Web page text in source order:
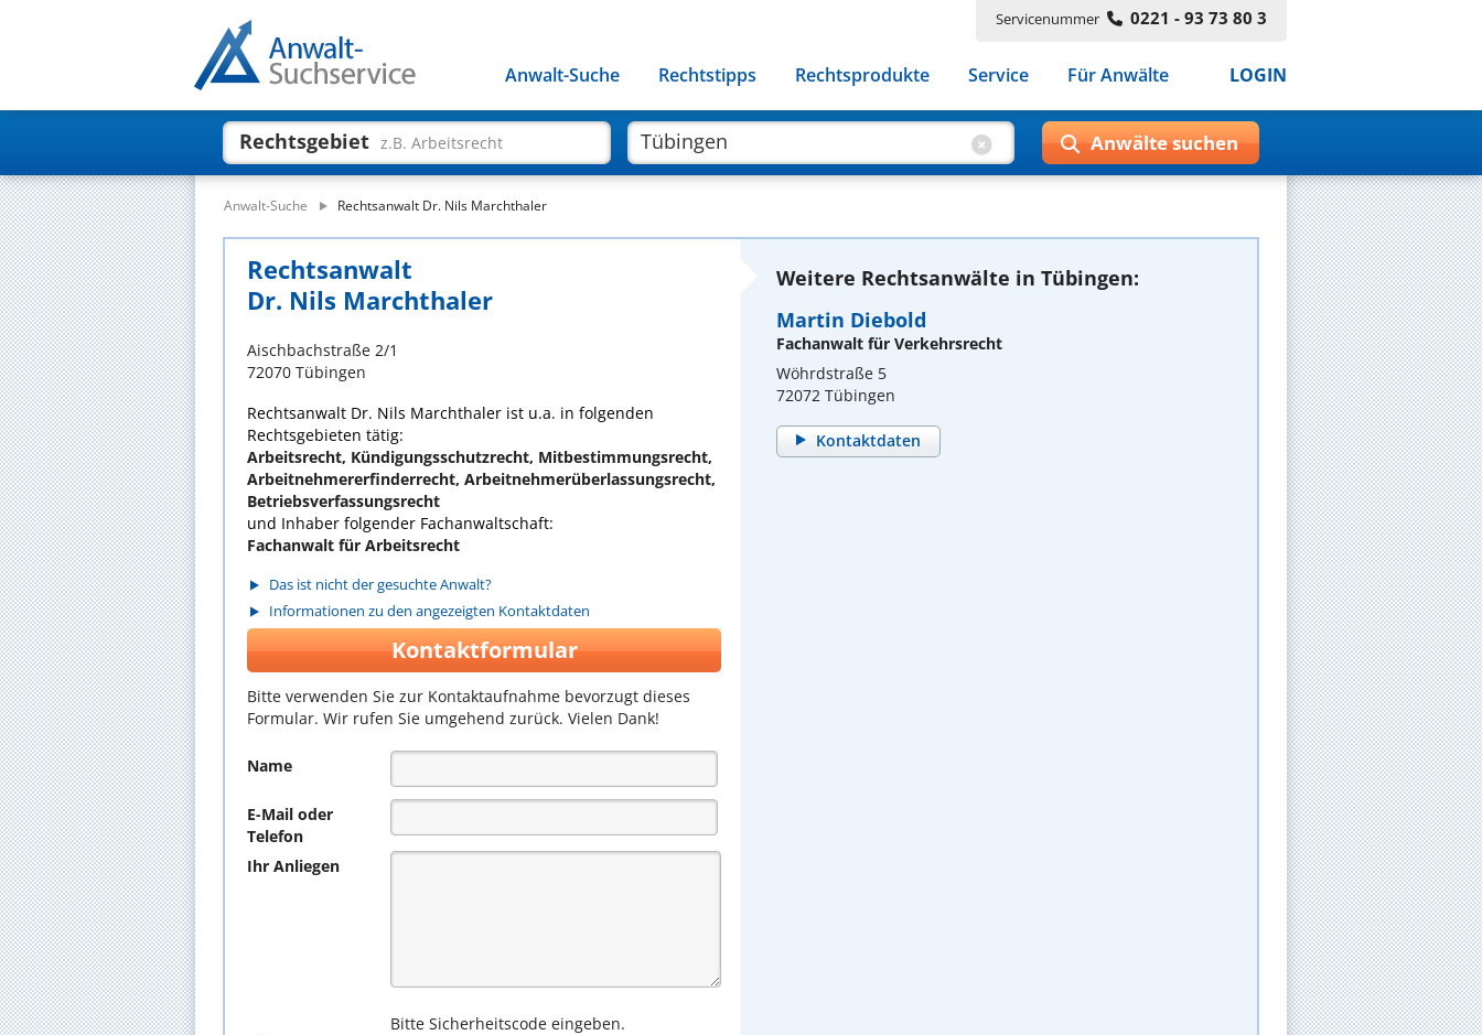
Servicenummer 0221 - 93 73 80 3
Anwalt-Suche Rechtstipps Rechtsprodukte Service Für Anwälte LOGIN
Rechtsgebiet z.B. Arbeitsrecht
Anwalt-Suche Rechtsanwalt Dr. Nils Marchthaler
Rechtsanwalt
Dr. Nils Marchthaler
Aischbachstraße 2/1
72070 Tübingen
Rechtsanwalt Dr. Nils Marchthaler ist u.a. in folgenden
Rechtsgebieten tätig:
Arbeitsrecht, Kündigungsschutzrecht, Mitbestimmungsrecht,
Arbeitnehmererfinderrecht, Arbeitnehmerüberlassungsrecht,
Betriebsverfassungsrecht
und Inhaber folgender Fachanwaltschaft:
Fachanwalt für Arbeitsrecht
Das ist nicht der gesuchte Anwalt?
Informationen zu den angezeigten Kontaktdaten
Kontaktformular
Bitte verwenden Sie zur Kontaktaufnahme bevorzugt dieses
Formular. Wir rufen Sie umgehend zurück. Vielen Dank!
Name
E-Mail oder
Telefon
Ihr Anliegen
Bitte Sicherheitscode eingeben.
Weitere Rechtsanwälte in Tübingen:
Martin Diebold
Fachanwalt für Verkehrsrecht
Wöhrdstraße 5
72072 Tübingen
Kontaktdaten